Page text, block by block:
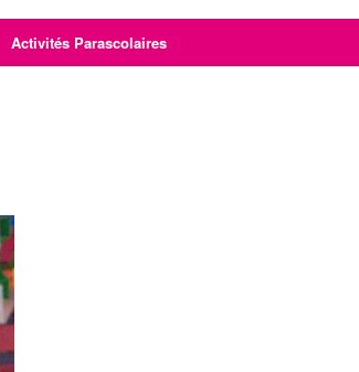
Activités Parascolaires